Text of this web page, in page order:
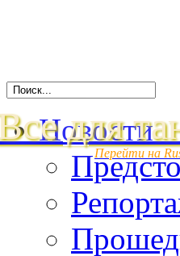
для
Перейти на
Новости